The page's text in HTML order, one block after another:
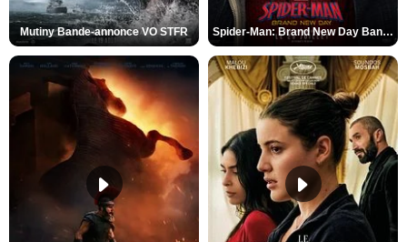
Mutiny Bande-annonce VO STFR Spider-Man: Brand New Day Bande-annonce VO STFR